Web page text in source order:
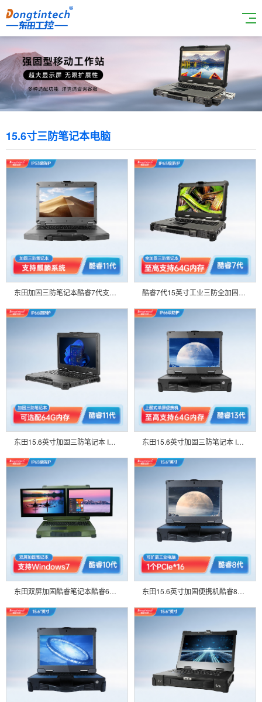
15.6寸三防笔记本电脑
东田加固三防笔记本酷睿7代支持Win7 Win10定制GTX 1060显卡 DT-S1406G 酷睿7代15英寸工业三防全加固便携工业移动图形工作站笔记本电脑 DTN-F1515SHC
东田15.6英寸加固三防笔记本 IP66级防护支持RTX3000G宽温工业电脑 DTN-X1511GP 东田15.6英寸加固三防笔记本 IP66级防护支持RTX3000G宽温电脑 DTN-X1511G
东田双屏加固酷睿笔记本酷睿6代三防笔记本 支持宽温运行多种通讯 支持指纹识别-DTN-S1508EU 东田15.6英寸加固便携机酷睿8代笔记本式可扩展工业电脑 DTG-U151-WH310